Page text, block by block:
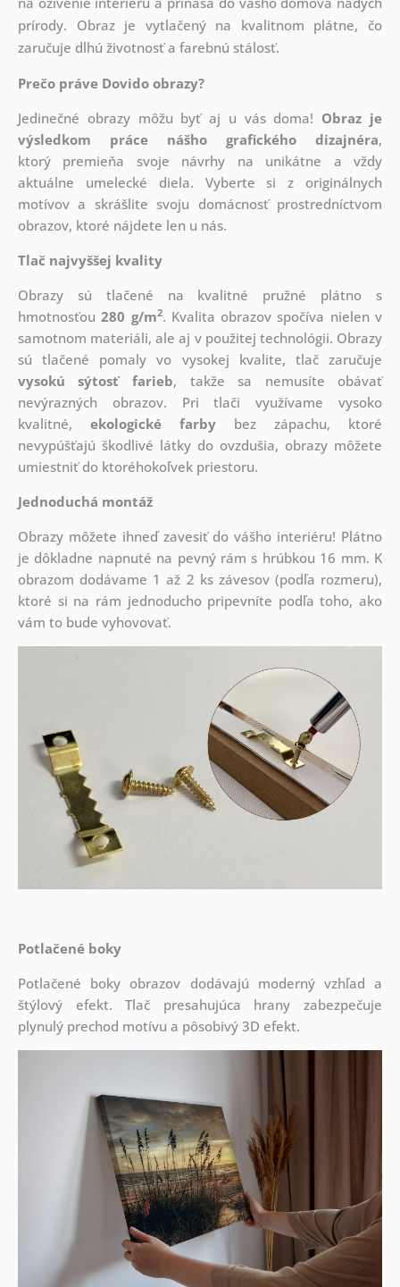
prírody. Obraz je vytlačený na kvalitnom plátne, čo
zaručuje dlhú životnosť a farebnú stálosť.
Prečo práve Dovido obrazy?
Jedinečné obrazy môžu byť aj u vás doma! Obraz je
výsledkom práce nášho grafického dizajnéra,
ktorý premieňa svoje návrhy na unikátne a vždy
aktuálne umelecké diela. Vyberte si z originálnych
motívov a skrášlite svoju domácnosť prostredníctvom
obrazov, ktoré nájdete len u nás.
Tlač najvyššej kvality
Obrazy sú tlačené na kvalitné pružné plátno s
hmotnosťou280 g/m2. Kvalita obrazov spočíva nielen v
samotnom materiáli, ale aj v použitej technológii. Obrazy
sú tlačené pomaly vo vysokej kvalite, tlač zaručuje
vysokú sýtosť farieb, takže sa nemusíte obávať
nevýrazných obrazov. Pri tlači využívame vysoko
kvalitné, ekologické farby bez zápachu, ktoré
nevypúšťajú škodlivé látky do ovzdušia, obrazy môžete
umiestniť do ktoréhokoľvek priestoru.
Jednoduchá montáž
Obrazy môžete ihneď zavesiť do vášho interiéru! Plátno
je dôkladne napnuté na pevný rám s hrúbkou 16 mm. K
obrazom dodávame 1 až 2 ks závesov (podľa rozmeru),
ktoré si na rám jednoducho pripevníte podľa toho, ako
vám to bude vyhovovať.
Potlačené boky
Potlačené boky obrazov dodávajú moderný vzhľad a
štýlový efekt. Tlač presahujúca hrany zabezpečuje
plynulý prechod motívu a pôsobivý 3D efekt.